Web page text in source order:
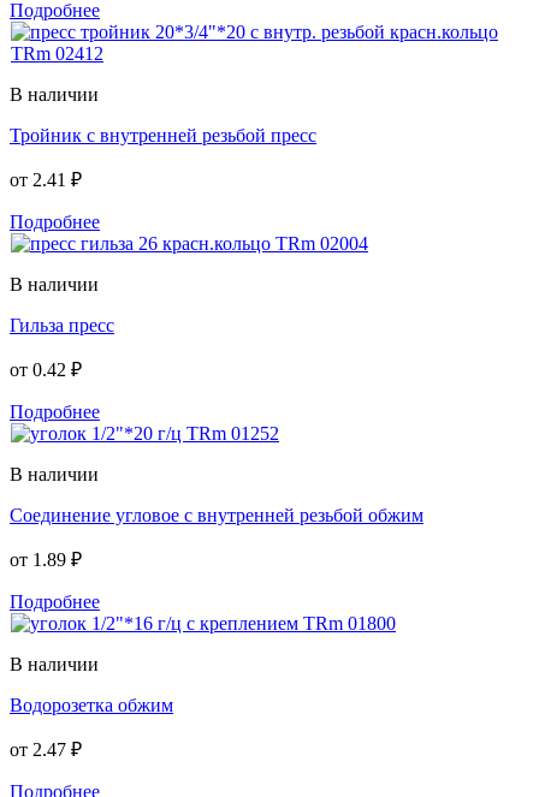
Подробнее
В наличии
Тройник с внутренней резьбой пресс
от 2.41 ₽
Подробнее
В наличии
Гильза пресс
от 0.42 ₽
Подробнее
В наличии
Соединение угловое с внутренней резьбой обжим
от 1.89 ₽
Подробнее
В наличии
Водорозетка обжим
от 2.47 ₽
Подробнее